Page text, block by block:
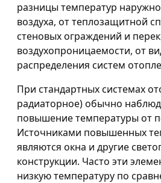
разницы температур
воздуха, от теплозащитной
стеновых ограждений и
воздухопроницаемости, от
распределения систем
При стандартных системах
радиаторное) обычно
повышение температуры от
Источниками повышенных
являются окна и другие
конструкции. Часто эти
низкую температуру по